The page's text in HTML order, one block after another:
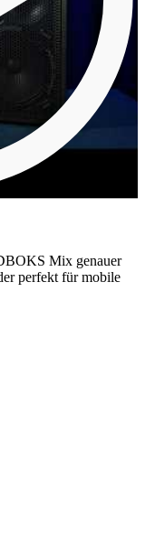
Mix genauer
perfekt für mobile